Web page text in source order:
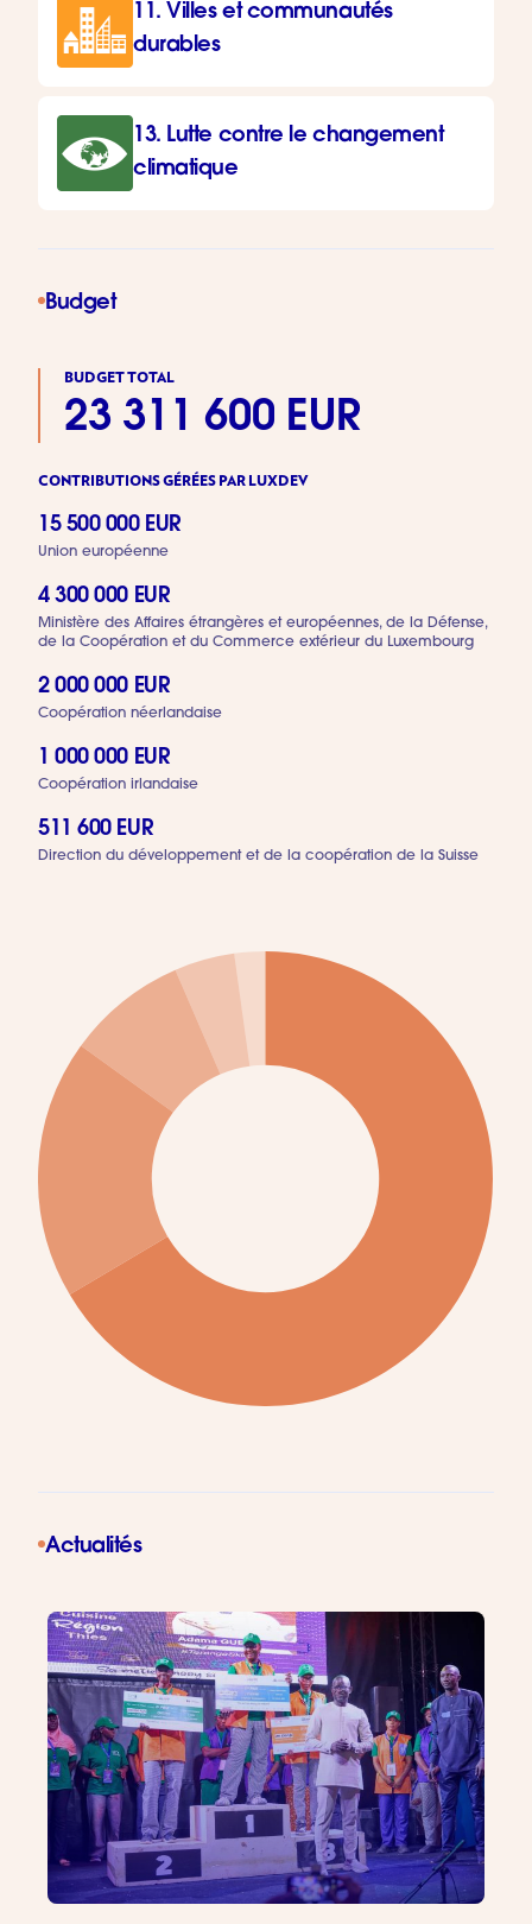
11. Villes et communautés
durables
13. Lutte contre le changement
climatique
Budget
BUDGET TOTAL
23 311 600 EUR
CONTRIBUTIONS GÉRÉES PAR LUXDEV
15 500 000 EUR
Union européenne
4 300 000 EUR
Ministère des Affaires étrangères et européennes, de la Défense,
de la Coopération et du Commerce extérieur du Luxembourg
2 000 000 EUR
Coopération néerlandaise
1 000 000 EUR
Coopération irlandaise
511 600 EUR
Direction du développement et de la coopération de la Suisse
Actualités